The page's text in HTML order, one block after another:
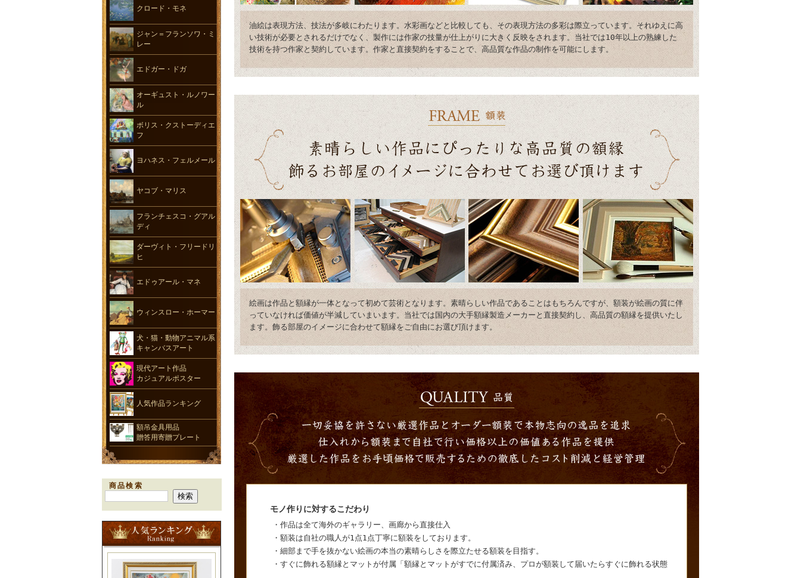
クロード・モネ
ジャン＝フランソワ・ミ
レー
エドガー・ドガ
オーギュスト・ルノワー
ル
ボリス・クストーディエ
フ
ヨハネス・フェルメール
ヤコブ・マリス
フランチェスコ・グアル
ディ
ダーヴィト・フリードリ
ヒ
エドゥアール・マネ
ウィンスロー・ホーマー
犬・猫・動物アニマル系
キャンバスアート
現代アート作品
カジュアルポスター
人気作品ランキング
額吊金具用品
贈答用寄贈プレート
商品検索
油絵は表現方法、技法が多岐にわたります。水彩画などと比較しても、その表現方法の多彩は際立っています。それゆえに高
い技術が必要とされるだけでなく、製作には作家の技量が仕上がりに大きく反映をされます。当社では10年以上の熟練した
技術を持つ作家と契約しています。作家と直接契約をすることで、高品質な作品の制作を可能にします。
絵画は作品と額縁が一体となって初めて芸術となります。素晴らしい作品であることはもちろんですが、額装が絵画の質に伴
っていなければ価値が半減していまいます。当社では国内の大手額縁製造メーカーと直接契約し、高品質の額縁を提供いたし
ます。飾る部屋のイメージに合わせて額縁をご自由にお選び頂けます。
モノ作りに対するこだわり
・作品は全て海外のギャラリー、画廊から直接仕入
・額装は自社の職人が1点1点丁寧に額装をしております。
・細部まで手を抜かない絵画の本当の素晴らしさを際立たせる額装を目指す。
・すぐに飾れる額縁とマットが付属「額縁とマットがすでに付属済み、プロが額装して届いたらすぐに飾れる状態